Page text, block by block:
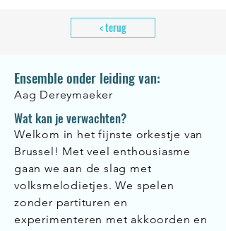
< terug
Ensemble onder leiding van:
Aag Dereymaeker
Wat kan je verwachten?
Welkom in het fijnste orkestje van
Brussel! Met veel enthousiasme
gaan we aan de slag met
volksmelodietjes. We spelen
zonder partituren en
experimenteren met akkoorden en